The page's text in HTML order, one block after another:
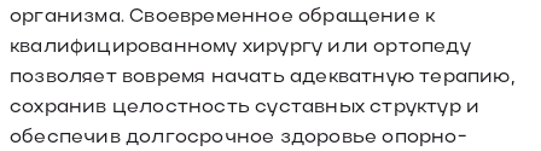
организма. Своевременное обращение к
квалифицированному хирургу или ортопеду
позволяет вовремя начать адекватную терапию,
сохранив целостность суставных структур и
обеспечив долгосрочное здоровье опорно-